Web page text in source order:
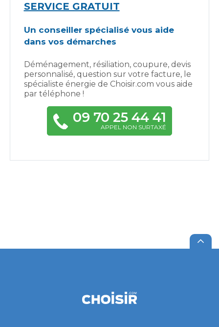
SERVICE GRATUIT
Un conseiller spécialisé vous aide
dans vos démarches
Déménagement, résiliation, coupure, devis
personnalisé, question sur votre facture, le
spécialiste énergie de Choisir.com vous aide
par téléphone !
09 70 25 44 41
APPEL NON SURTAXÉ